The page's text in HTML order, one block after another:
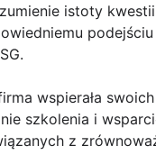
istoty
wspierała
szkolenia i
z